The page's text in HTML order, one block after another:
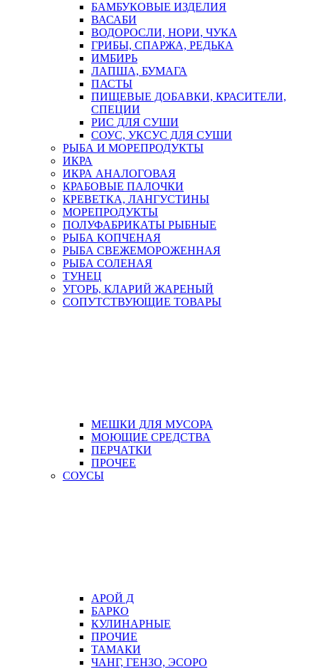
БАМБУКОВЫЕ ИЗДЕЛИЯ
ВАСАБИ
ВОДОРОСЛИ, НОРИ, ЧУКА
ГРИБЫ, СПАРЖА, РЕДЬКА
ИМБИРЬ
ЛАПША, БУМАГА
ПАСТЫ
ПИЩЕВЫЕ ДОБАВКИ, КРАСИТЕЛИ,
СПЕЦИИ
РИС ДЛЯ СУШИ
СОУС, УКСУС ДЛЯ СУШИ
РЫБА И МОРЕПРОДУКТЫ
ИКРА
ИКРА АНАЛОГОВАЯ
КРАБОВЫЕ ПАЛОЧКИ
КРЕВЕТКА, ЛАНГУСТИНЫ
МОРЕПРОДУКТЫ
ПОЛУФАБРИКАТЫ РЫБНЫЕ
РЫБА КОПЧЕНАЯ
РЫБА СВЕЖЕМОРОЖЕННАЯ
РЫБА СОЛЕНАЯ
ТУНЕЦ
УГОРЬ, КЛАРИЙ ЖАРЕНЫЙ
СОПУТСТВУЮЩИЕ ТОВАРЫ
МЕШКИ ДЛЯ МУСОРА
МОЮЩИЕ СРЕДСТВА
ПЕРЧАТКИ
ПРОЧЕЕ
СОУСЫ
АРОЙ Д
БАРКО
КУЛИНАРНЫЕ
ПРОЧИЕ
ТАМАКИ
ЧАНГ, ГЕНЗО, ЭСОРО